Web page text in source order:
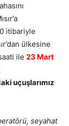
itibariyle
ülkesine
ile 23 Mart
uçuşlarımız
seyahat